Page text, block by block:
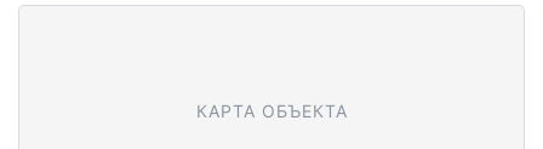
КАРТА ОБЪЕКТА